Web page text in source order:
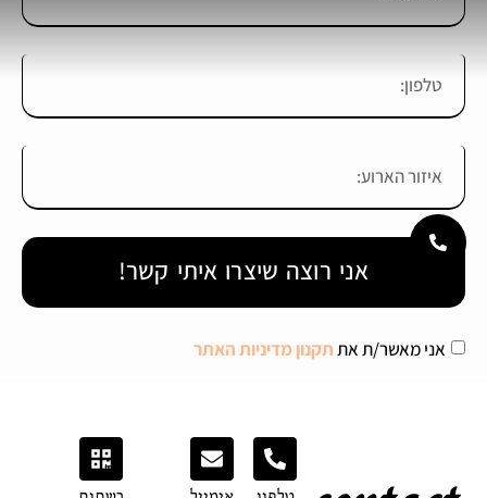
אני מאשר/ת אתתקנון מדיניות האתר
אני רוצה שיצרו איתי קשר!